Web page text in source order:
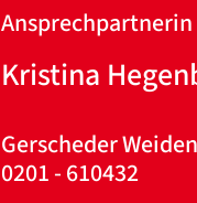
Ansprechpartnerin
Kristina
Gerscheder
0201 - 610432